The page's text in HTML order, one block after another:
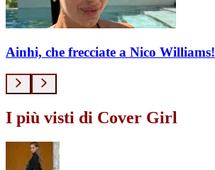
Ainhi, che frecciate a Nico Williams!
I più visti di Cover Girl